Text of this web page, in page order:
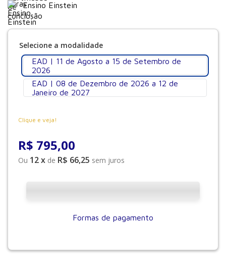
Ensino Einstein
EAD | 11 de Agosto a 15 de Setembro de
2026
EAD | 08 de Dezembro de 2026 a 12 de
Janeiro de 2027
Clique e veja!
R$ 795,00
Ou 12x de R$ 66,25 sem juros
Formas de pagamento